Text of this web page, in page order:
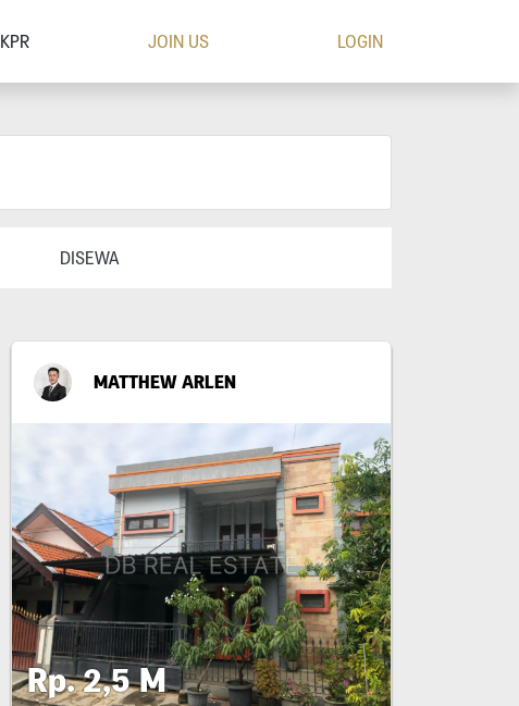
KPR JOIN US LOGIN
DISEWA
MATTHEW ARLEN
Rp. 2,5 M